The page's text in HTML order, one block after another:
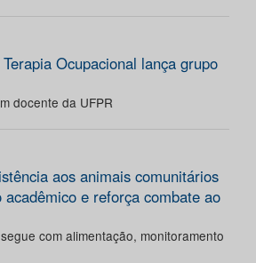
Ocupacional lança grupo
docente da UFPR
aos animais comunitários
e reforça combate ao
com alimentação, monitoramento